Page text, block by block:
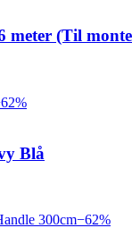
meter (Til
62%
Blå
−62%